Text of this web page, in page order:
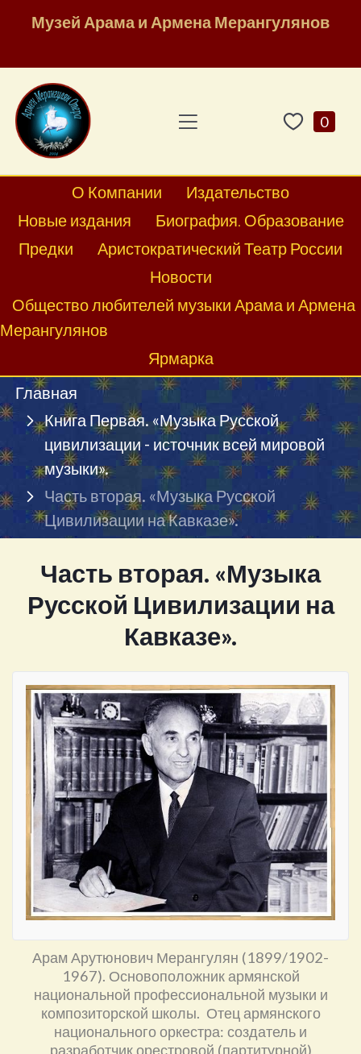
Музей Арама и Армена Мерангулянов
0
О Компании
Издательство
Новые издания
Биография. Образование
Предки
Аристократический Театр России
Новости
Общество любителей музыки Арама и Армена
Мерангулянов
Ярмарка
Главная
Книга Первая. «Музыка Русской
цивилизации - источник всей мировой
музыки».
Часть вторая. «Музыка Русской
Цивилизации на Кавказе».
Часть вторая. «Музыка
Русской Цивилизации на
Кавказе».
Арам Арутюнович Мерангулян (1899/1902-
1967). Основоположник армянской
национальной профессиональной музыки и
композиторской школы. Отец армянского
национального оркестра: создатель и
разработчик орестровой (партитурной)